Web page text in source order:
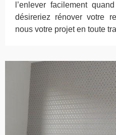
l’enlever facilement
désireriez rénover votre
nous votre projet en toute